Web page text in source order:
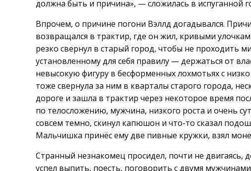
должна быть и причина», — сложилась в испуганной
Впрочем, о причине погони Вэллд догадывался.
возвращался в трактир, где он жил, кривыми
резко свернул в старый город, чтобы не проходить
установленному для себя правилу — держаться от
невысокую фигуру в бесформенных лохмотьях с
тоже свернула за ним в кварталы старого города,
дороге и зашла в трактир через некоторое время
по телосложению, мужчина, низкого роста и очень
совсем темно, скинул капюшон и что-то сказал
Мальчишка принёс ему две пивные кружки, взял
Странный незнакомец просидел, почти не двигаясь,
успел выпить, поесть, поговорить с двумя